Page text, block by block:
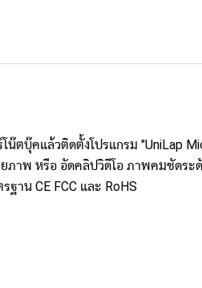
น๊ตบุ๊คแล้วติดตั้งโปรแกรม "UniLap
ภาพ หรือ อัดคลิปวิดีโอ ภาพคมชัดร
าน CE FCC และ RoHS